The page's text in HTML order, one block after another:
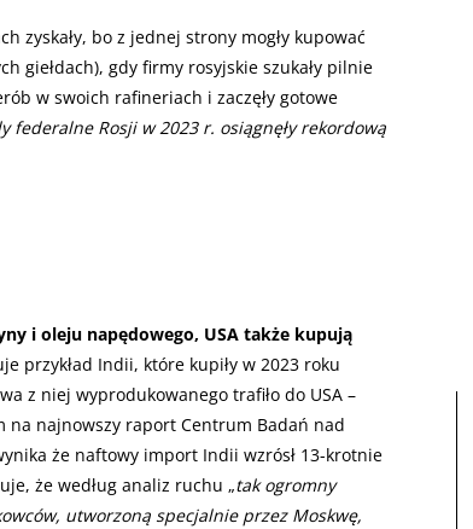
zyskały, bo z jednej strony mogły kupować
giełdach), gdy firmy rosyjskie szukały pilnie
w swoich rafineriach i zaczęły gotowe
federalne Rosji w 2023 r. osiągnęły rekordową
i oleju napędowego, USA także kupują
przykład Indii, które kupiły w 2023 roku
z niej wyprodukowanego trafiło do USA –
na najnowszy raport Centrum Badań nad
że naftowy import Indii wzrósł 13-krotnie
że według analiz ruchu „tak ogromny
utworzoną specjalnie przez Moskwę,